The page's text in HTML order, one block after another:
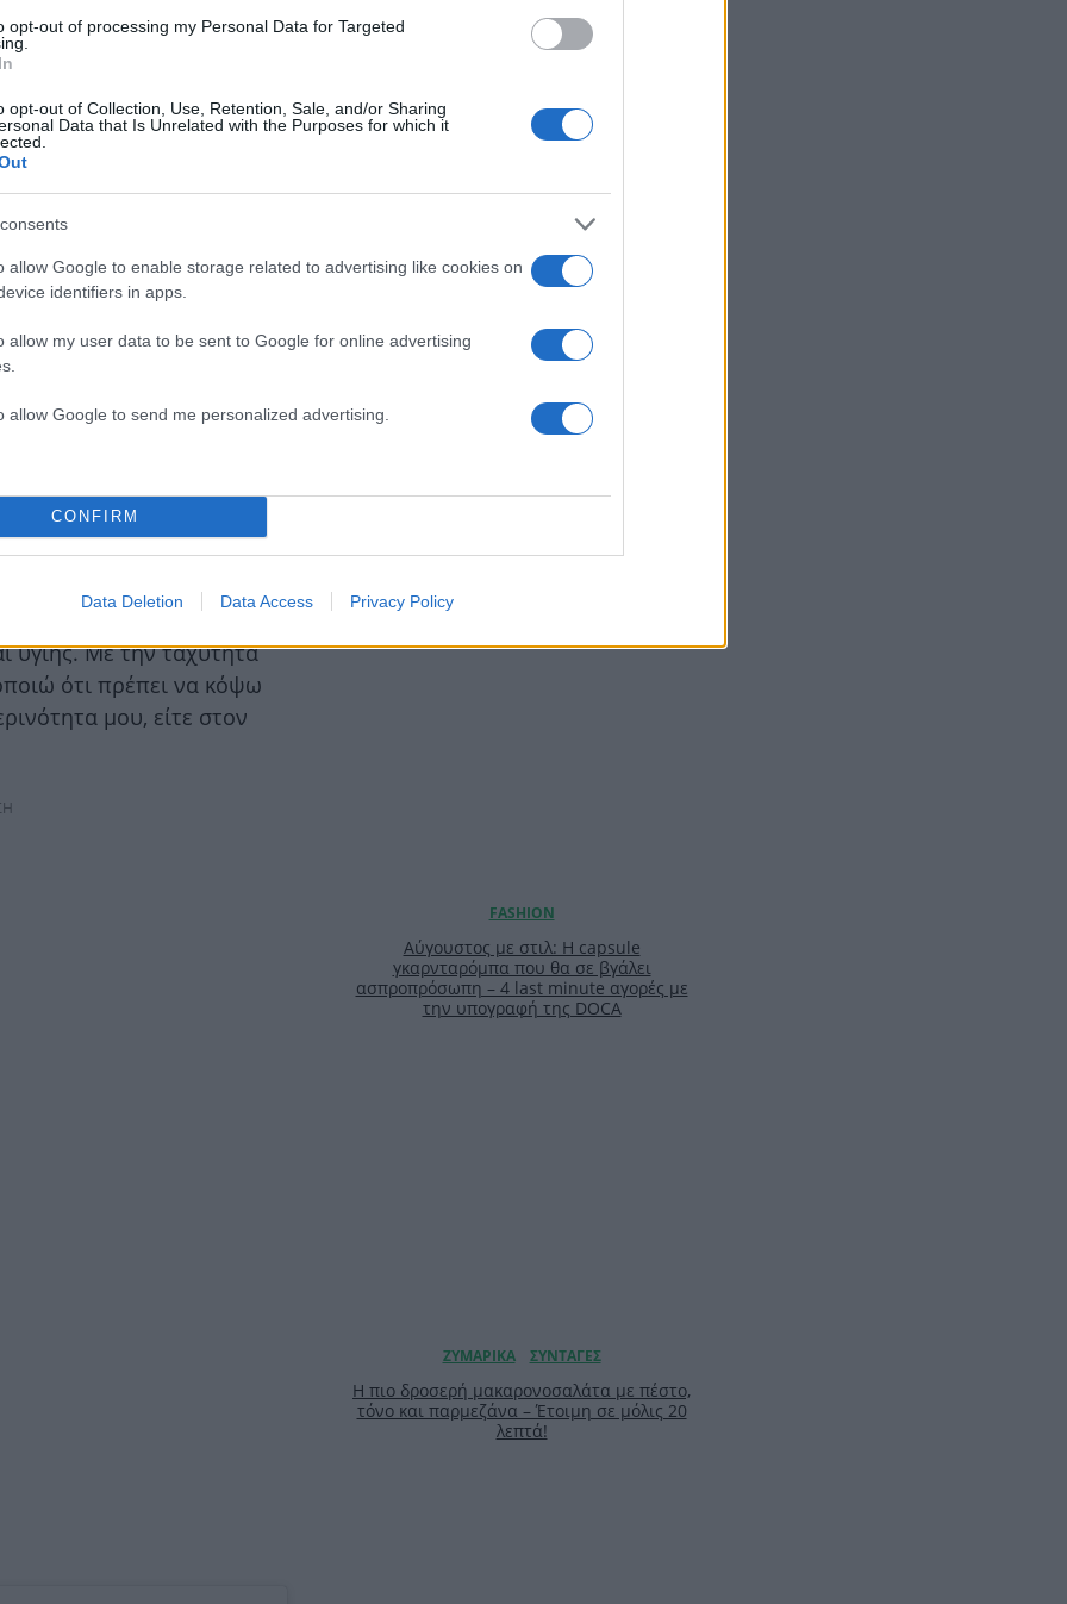
opt-out of processing my Personal Data for Targeted
opt-out of Collection, Use, Retention, Sale, and/or Sharing
Data that Is Unrelated with the Purposes for which it
allow Google to enable storage related to advertising like cookies on
identifiers in apps.
allow my user data to be sent to Google for online advertising
allow Google to send me personalized advertising.
CONFIRM
Data Deletion Data Access Privacy Policy
αρχικά πως «Μου συνέβη
εβδομάδες στο οποίο
από ένα στοπ, δεν
Μπορώ να το κάνω
κάτω, αλλά δεν
να σκεφτώ κάποια
και καθώς μένω
τίποτα απολύτως.
Από εκεί που έκανα
μπορώ να κάνω με το
τέλος της ημέρας έχει
υγιής. Με την ταχύτητα
ότι πρέπει να κόψω
μου, είτε στον
TOP STORIES
Αύγουστος με στιλ: Η capsule
γκαρνταρόμπα που θα σε βγάλει
ασπροπρόσωπη – 4 last minute αγορές με
την υπογραφή της DOCA
Η πιο δροσερή μακαρονοσαλάτα με πέστο,
τόνο και παρμεζάνα – Έτοιμη σε μόλις 20
λεπτά!